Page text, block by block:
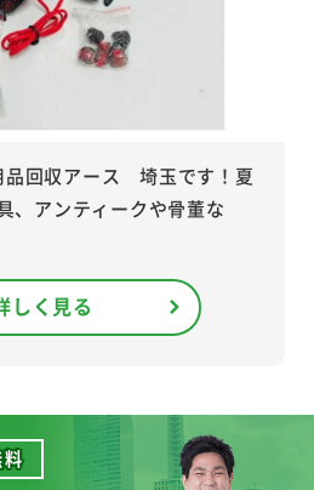
回収アース 埼玉です！夏
、アンティークや骨董な
しく見る
料